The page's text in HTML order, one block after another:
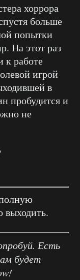
хоррора
больше
попытки
На этот раз
к работе
игрой
в
пробудится и
не
выходить.
Есть
будет